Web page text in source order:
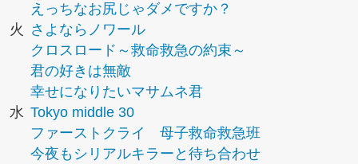
えっちなお尻じゃダメですか？
火
さよならノワール
クロスロード～救命救急の約束～
君の好きは無敵
幸せになりたいマサムネ君
水 Tokyo middle 30
ファーストクライ 母子救命救急班
今夜もシリアルキラーと待ち合わせ